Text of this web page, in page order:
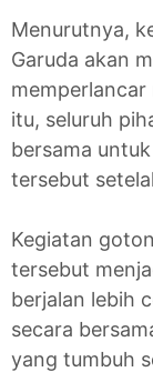
Menurutnya,
Garuda akan
memperlancar
itu, seluruh
bersama
tersebut
Kegiatan
tersebut
berjalan lebih
secara
yang tumbuh